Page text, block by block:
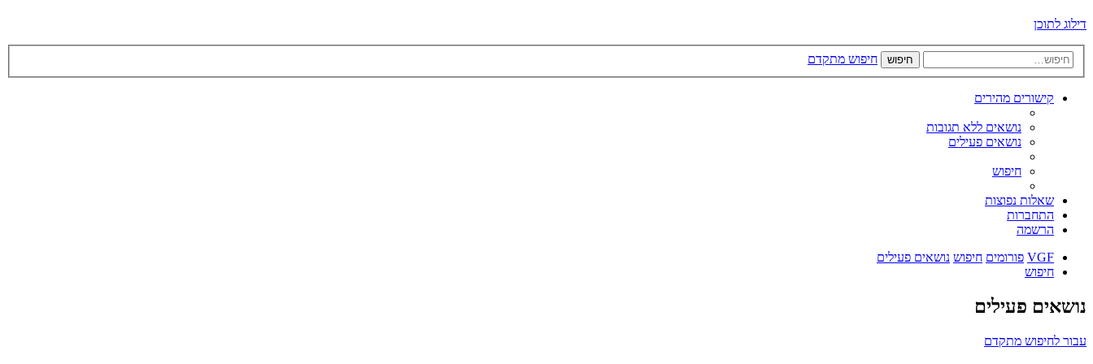
דילוג לתוכן
חיפוש חיפוש מתקדם
קישורים מהירים
נושאים ללא תגובות
נושאים פעילים
חיפוש
שאלות נפוצות
התחברות
הרשמה
VGF פורומים חיפוש נושאים פעילים
חיפוש
נושאים פעילים
עבור לחיפוש מתקדם